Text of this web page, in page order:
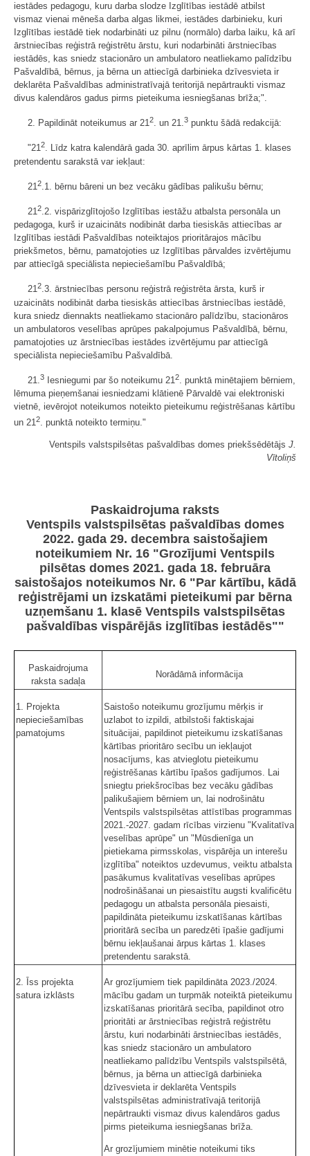
iestādes pedagogu, kuru darba slodze Izglītības iestādē atbilst
vismaz vienai mēneša darba algas likmei, iestādes darbinieku, kuri
Izglītības iestādē tiek nodarbināti uz pilnu (normālo) darba laiku, kā arī
ārstniecības reģistrā reģistrētu ārstu, kuri nodarbināti ārstniecības
iestādēs, kas sniedz stacionāro un ambulatoro neatliekamo palīdzību
Pašvaldībā, bērnus, ja bērna un attiecīgā darbinieka dzīvesvieta ir
deklarēta Pašvaldības administratīvajā teritorijā nepārtraukti vismaz
divus kalendāros gadus pirms pieteikuma iesniegšanas brīža;".
2. Papildināt noteikumus ar 212. un 21.3 punktu šādā redakcijā:
"212. Līdz katra kalendārā gada 30. aprīlim ārpus kārtas 1. klases
pretendentu sarakstā var iekļaut:
21 2 .1. bērnu bāreni un bez vecāku gādības palikušu bērnu;
212.2. vispārizglītojošo Izglītības iestāžu atbalsta personāla un
pedagoga, kurš ir uzaicināts nodibināt darba tiesiskās attiecības ar
Izglītības iestādi Pašvaldības noteiktajos prioritārajos mācību
priekšmetos, bērnu, pamatojoties uz Izglītības pārvaldes izvērtējumu
par attiecīgā speciālista nepieciešamību Pašvaldībā;
212.3. ārstniecības personu reģistrā reģistrēta ārsta, kurš ir
uzaicināts nodibināt darba tiesiskās attiecības ārstniecības iestādē,
kura sniedz diennakts neatliekamo stacionāro palīdzību, stacionāros
un ambulatoros veselības aprūpes pakalpojumus Pašvaldībā, bērnu,
pamatojoties uz ārstniecības iestādes izvērtējumu par attiecīgā
speciālista nepieciešamību Pašvaldībā.
21. 3 Iesniegumi par šo noteikumu 21 2
. punktā minētajiem bērniem,
lēmuma pieņemšanai iesniedzami klātienē Pārvaldē vai elektroniski
vietnē, ievērojot noteikumos noteikto pieteikumu reģistrēšanas kārtību
un 212. punktā noteikto termiņu."
Ventspils valstspilsētas pašvaldības domes priekšsēdētājs J.
Vītoliņš
Paskaidrojuma raksts
Ventspils valstspilsētas pašvaldības domes
2022. gada 29. decembra saistošajiem
noteikumiem Nr. 16 "Grozījumi Ventspils
pilsētas domes 2021. gada 18. februāra
saistošajos noteikumos Nr. 6 "Par kārtību, kādā
reģistrējami un izskatāmi pieteikumi par bērna
uzņemšanu 1. klasē Ventspils valstspilsētas
pašvaldības vispārējās izglītības iestādēs""
Paskaidrojuma
raksta sadaļa
Norādāmā informācija
1. Projekta
nepieciešamības
pamatojums
Saistošo noteikumu grozījumu mērķis ir
uzlabot to izpildi, atbilstoši faktiskajai
situācijai, papildinot pieteikumu izskatīšanas
kārtības prioritāro secību un iekļaujot
nosacījums, kas atvieglotu pieteikumu
reģistrēšanas kārtību īpašos gadījumos. Lai
sniegtu priekšrocības bez vecāku gādības
palikušajiem bērniem un, lai nodrošinātu
Ventspils valstspilsētas attīstības programmas
2021.-2027. gadam rīcības virzienu "Kvalitatīva
veselības aprūpe" un "Mūsdienīga un
pietiekama pirmsskolas, vispārēja un interešu
izglītība" noteiktos uzdevumus, veiktu atbalsta
pasākumus kvalitatīvas veselības aprūpes
nodrošināšanai un piesaistītu augsti kvalificētu
pedagogu un atbalsta personāla piesaisti,
papildināta pieteikumu izskatīšanas kārtības
prioritārā secība un paredzēti īpašie gadījumi
bērnu iekļaušanai ārpus kārtas 1. klases
pretendentu sarakstā.
2. Īss projekta
satura izklāsts
Ar grozījumiem tiek papildināta 2023./2024.
mācību gadam un turpmāk noteiktā pieteikumu
izskatīšanas prioritārā secība, papildinot otro
prioritāti ar ārstniecības reģistrā reģistrētu
ārstu, kuri nodarbināti ārstniecības iestādēs,
kas sniedz stacionāro un ambulatoro
neatliekamo palīdzību Ventspils valstspilsētā,
bērnus, ja bērna un attiecīgā darbinieka
dzīvesvieta ir deklarēta Ventspils
valstspilsētas administratīvajā teritorijā
nepārtraukti vismaz divus kalendāros gadus
pirms pieteikuma iesniegšanas brīža.
Ar grozījumiem minētie noteikumi tiks